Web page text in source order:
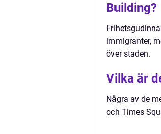
Building?
immigranter,
över staden.
Vilka är
Några av de
och Times